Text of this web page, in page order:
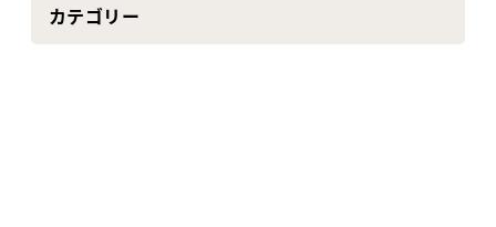
ニュース
カテゴリー